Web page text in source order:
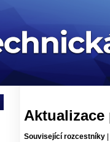
Aktualizace
Související rozcestníky|